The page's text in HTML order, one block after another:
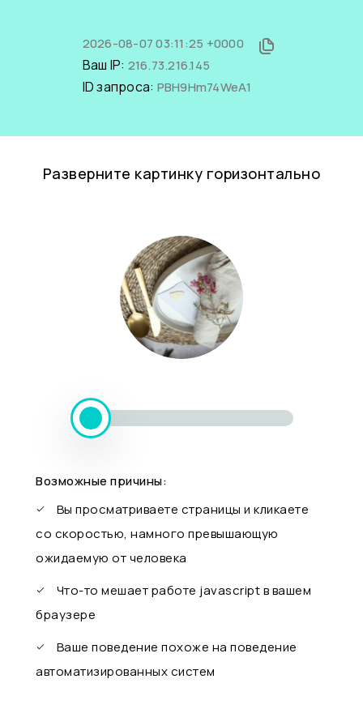
2026-08-07 03:11:25 +0000
Ваш IP: 216.73.216.145
ID запроса: PBH9Hm74WeA1
Разверните картинку горизонтально
Возможные причины:
Вы просматриваете страницы и кликаете
со скоростью, намного превышающую
ожидаемую от человека
Что-то мешает работе javascript в вашем
браузере
Ваше поведение похоже на поведение
автоматизированных систем